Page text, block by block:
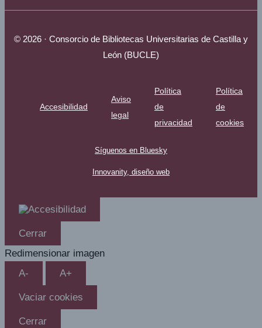
© 2026 · Consorcio de Bibliotecas Universitarias de Castilla y
León (BUCLE)
Accesibilidad
Aviso
legal
Política
de
privacidad
Política
de
cookies
Síguenos en Bluesky
Innovanity, diseño web
Cerrar
Redimensionar imagen
A-
A+
Vaciar cookies
Cerrar